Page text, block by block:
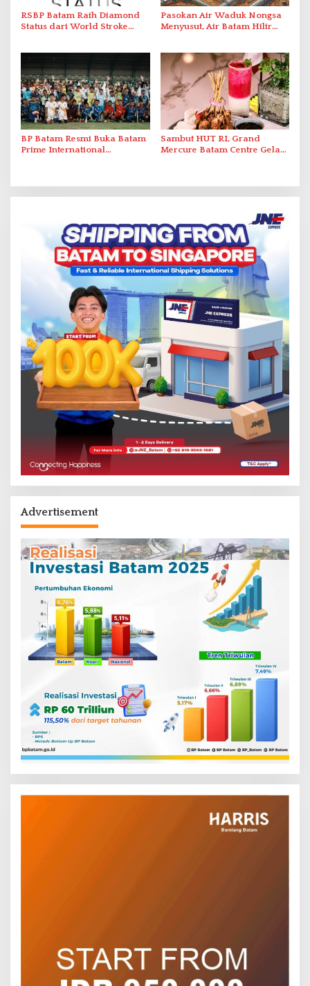
RSBP Batam Raih Diamond
Status dari World Stroke
Berstandar Internasional
Pasokan Air Waduk Nongsa
Menyusut, Air Batam Hilir
BP Batam Resmi Buka Batam
Prime International
Sambut HUT RI, Grand
Mercure Batam Centre Gelar
Advertisement